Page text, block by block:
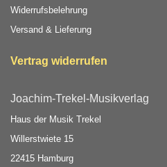
Widerrufsbelehrung
Versand & Lieferung
Vertrag widerrufen
Joachim-Trekel-Musikverlag
Haus der Musik Trekel
Willerstwiete 15
22415 Hamburg